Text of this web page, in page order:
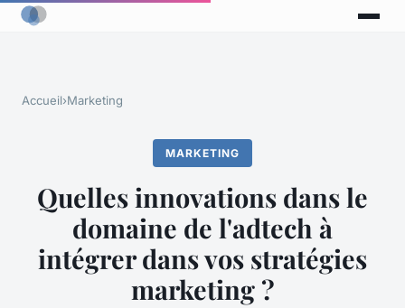
Accueil›Marketing
MARKETING
Quelles innovations dans le
domaine de l'adtech à
intégrer dans vos stratégies
marketing ?